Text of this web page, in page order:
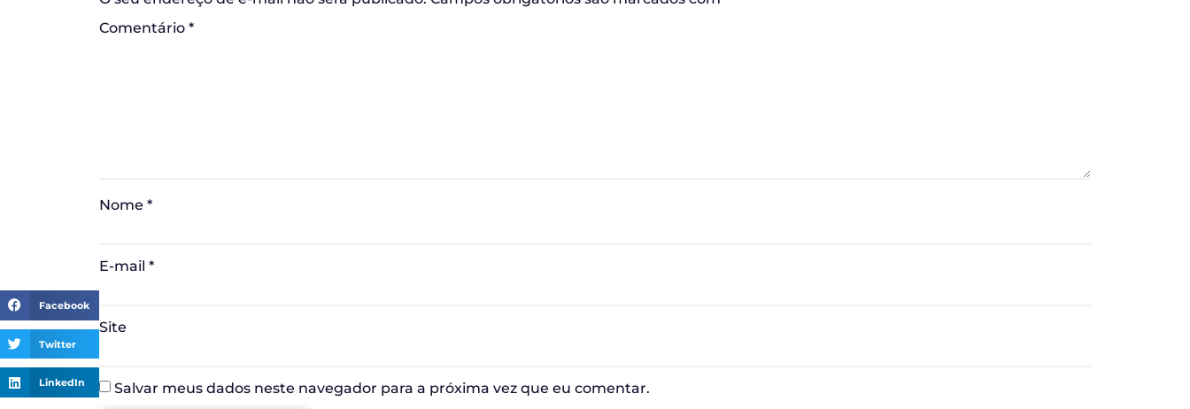
Facebook
Twitter
LinkedIn
Comentário *
Nome *
E-mail *
Site
Salvar meus dados neste navegador para a próxima vez que eu comentar.